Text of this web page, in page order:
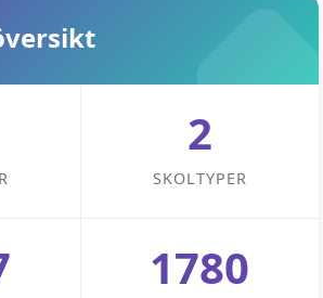
2
SKOLTYPER
1780